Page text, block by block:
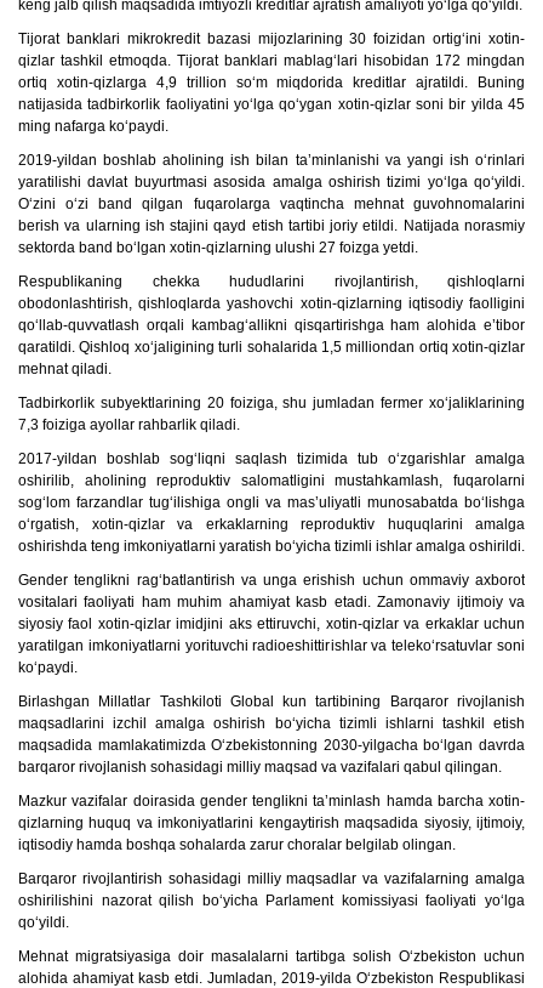
keng jalb qilish maqsadida imtiyozli kreditlar ajratish amaliyoti yo‘lga qo‘yildi.
Tijorat banklari mikrokredit bazasi mijozlarining 30 foizidan ortig‘ini xotin-
qizlar tashkil etmoqda. Tijorat banklari mablag‘lari hisobidan 172 mingdan
ortiq xotin-qizlarga 4,9 trillion so‘m miqdorida kreditlar ajratildi. Buning
natijasida tadbirkorlik faoliyatini yo‘lga qo‘ygan xotin-qizlar soni bir yilda 45
ming nafarga ko‘paydi.
2019-yildan boshlab aholining ish bilan ta’minlanishi va yangi ish o‘rinlari
yaratilishi davlat buyurtmasi asosida amalga oshirish tizimi yo‘lga qo‘yildi.
O‘zini o‘zi band qilgan fuqarolarga vaqtincha mehnat guvohnomalarini
berish va ularning ish stajini qayd etish tartibi joriy etildi. Natijada norasmiy
sektorda band bo‘lgan xotin-qizlarning ulushi 27 foizga yetdi.
Respublikaning chekka hududlarini rivojlantirish, qishloqlarni
obodonlashtirish, qishloqlarda yashovchi xotin-qizlarning iqtisodiy faolligini
qo‘llab-quvvatlash orqali kambag‘allikni qisqartirishga ham alohida e’tibor
qaratildi. Qishloq xo‘jaligining turli sohalarida 1,5 milliondan ortiq xotin-qizlar
mehnat qiladi.
Tadbirkorlik subyektlarining 20 foiziga, shu jumladan fermer xo‘jaliklarining
7,3 foiziga ayollar rahbarlik qiladi.
2017-yildan boshlab sog‘liqni saqlash tizimida tub o‘zgarishlar amalga
oshirilib, aholining reproduktiv salomatligini mustahkamlash, fuqarolarni
sog‘lom farzandlar tug‘ilishiga ongli va mas’uliyatli munosabatda bo‘lishga
o‘rgatish, xotin-qizlar va erkaklarning reproduktiv huquqlarini amalga
oshirishda teng imkoniyatlarni yaratish bo‘yicha tizimli ishlar amalga oshirildi.
Gender tenglikni rag‘batlantirish va unga erishish uchun ommaviy axborot
vositalari faoliyati ham muhim ahamiyat kasb etadi. Zamonaviy ijtimoiy va
siyosiy faol xotin-qizlar imidjini aks ettiruvchi, xotin-qizlar va erkaklar uchun
yaratilgan imkoniyatlarni yorituvchi radioeshittirishlar va teleko‘rsatuvlar soni
ko‘paydi.
Birlashgan Millatlar Tashkiloti Global kun tartibining Barqaror rivojlanish
maqsadlarini izchil amalga oshirish bo‘yicha tizimli ishlarni tashkil etish
maqsadida mamlakatimizda O‘zbekistonning 2030-yilgacha bo‘lgan davrda
barqaror rivojlanish sohasidagi milliy maqsad va vazifalari qabul qilingan.
Mazkur vazifalar doirasida gender tenglikni ta’minlash hamda barcha xotin-
qizlarning huquq va imkoniyatlarini kengaytirish maqsadida siyosiy, ijtimoiy,
iqtisodiy hamda boshqa sohalarda zarur choralar belgilab olingan.
Barqaror rivojlantirish sohasidagi milliy maqsadlar va vazifalarning amalga
oshirilishini nazorat qilish bo‘yicha Parlament komissiyasi faoliyati yo‘lga
qo‘yildi.
Mehnat migratsiyasiga doir masalalarni tartibga solish O‘zbekiston uchun
alohida ahamiyat kasb etdi. Jumladan, 2019-yilda O‘zbekiston Respublikasi